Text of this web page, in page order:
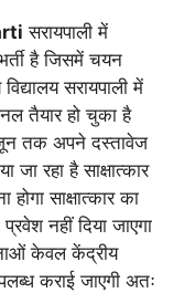
सरायपाली में
है जिसमें चयन
सरायपाली में
तैयार हो चुका है
तक अपने दस्तावेज
रहा है साक्षात्कार
साक्षात्कार का
नहीं दिया जाएगा
केवल केंद्रीय
कराई जाएगी अतः